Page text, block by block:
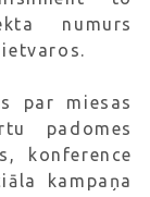
numurs
ietvaros.
par miesas
padomes
konference
kampaņa